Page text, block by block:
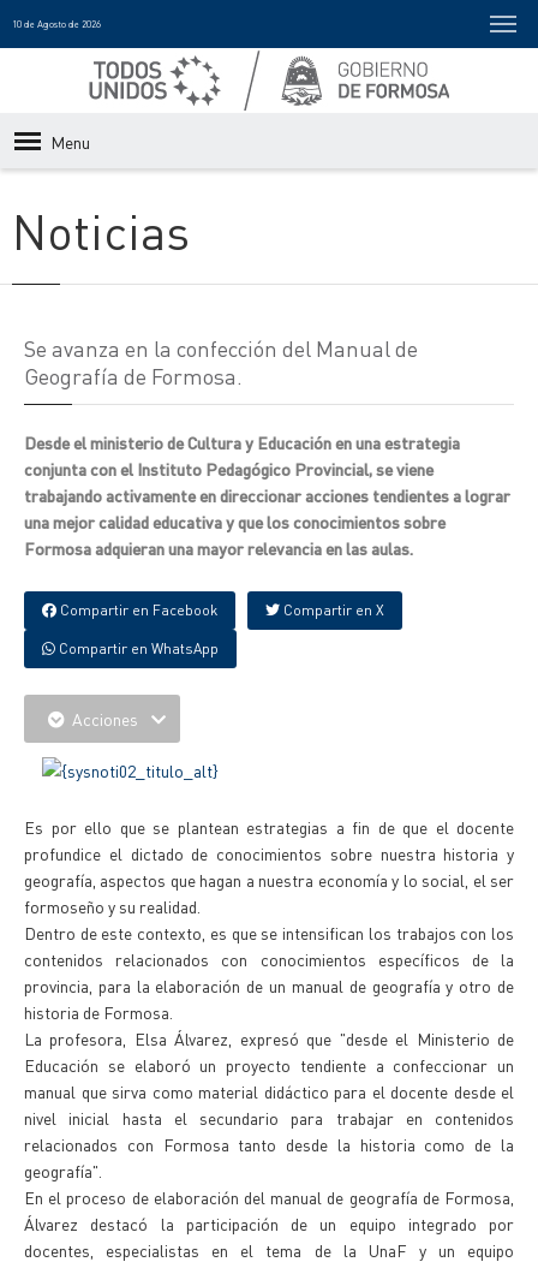
10 de Agosto de 2026
Menu
Noticias
Se avanza en la confección del Manual de
Geografía de Formosa.
Desde el ministerio de Cultura y Educación en una estrategia
conjunta con el Instituto Pedagógico Provincial, se viene
trabajando activamente en direccionar acciones tendientes a lograr
una mejor calidad educativa y que los conocimientos sobre
Formosa adquieran una mayor relevancia en las aulas.
Compartir en Facebook Compartir en X
Compartir en WhatsApp
Acciones
Es por ello que se plantean estrategias a fin de que el docente
profundice el dictado de conocimientos sobre nuestra historia y
geografía, aspectos que hagan a nuestra economía y lo social, el ser
formoseño y su realidad.
Dentro de este contexto, es que se intensifican los trabajos con los
contenidos relacionados con conocimientos específicos de la
provincia, para la elaboración de un manual de geografía y otro de
historia de Formosa.
La profesora, Elsa Álvarez, expresó que "desde el Ministerio de
Educación se elaboró un proyecto tendiente a confeccionar un
manual que sirva como material didáctico para el docente desde el
nivel inicial hasta el secundario para trabajar en contenidos
relacionados con Formosa tanto desde la historia como de la
geografía".
En el proceso de elaboración del manual de geografía de Formosa,
Álvarez destacó la participación de un equipo integrado por
docentes, especialistas en el tema de la UnaF y un equipo